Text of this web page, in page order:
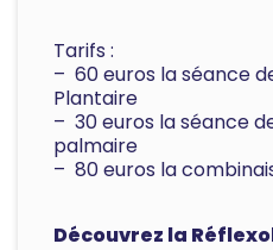
Tarifs :
– 60 euros la séance
Plantaire
– 30 euros la séance
palmaire
– 80 euros la
Découvrez la